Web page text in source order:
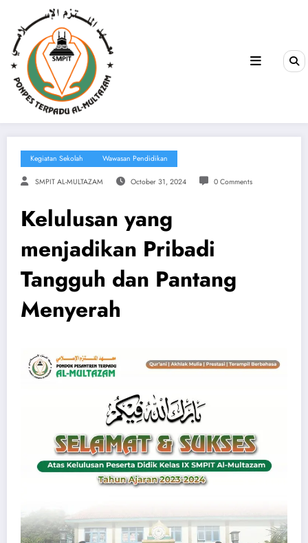
Kegiatan Sekolah Wawasan Pendidikan
SMPIT AL-MULTAZAM October 31, 2024 0 Comments
Kelulusan yang
menjadikan Pribadi
Tangguh dan Pantang
Menyerah